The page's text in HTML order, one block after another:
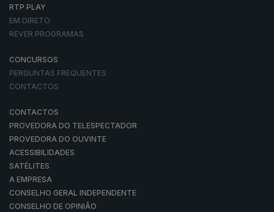
RTP PLAY
EM DIRETO
REVER PROGRAMAS
CONCURSOS
PERGUNTAS FREQUENTES
CONTACTOS
CONTACTOS
PROVEDORA DO TELESPECTADOR
PROVEDORA DO OUVINTE
ACESSIBILIDADES
SATÉLITES
A EMPRESA
CONSELHO GERAL INDEPENDENTE
CONSELHO DE OPINIÃO